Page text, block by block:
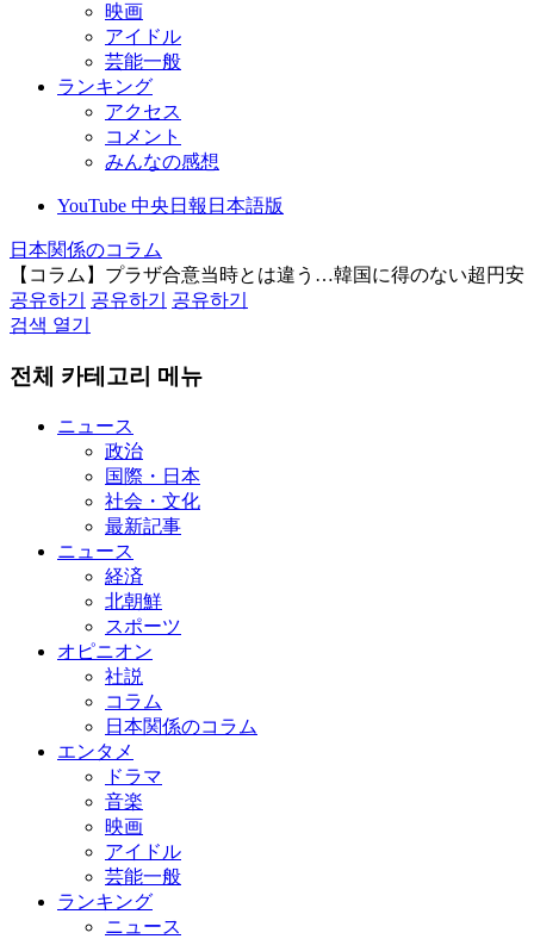
映画
アイドル
芸能一般
ランキング
アクセス
コメント
みんなの感想
YouTube 中央日報日本語版
日本関係のコラム
【コラム】プラザ合意当時とは違う…韓国に得のない超円安
공유하기
공유하기
공유하기
검색 열기
전체 카테고리 메뉴
ニュース
政治
国際・日本
社会・文化
最新記事
ニュース
経済
北朝鮮
スポーツ
オピニオン
社説
コラム
日本関係のコラム
エンタメ
ドラマ
音楽
映画
アイドル
芸能一般
ランキング
ニュース